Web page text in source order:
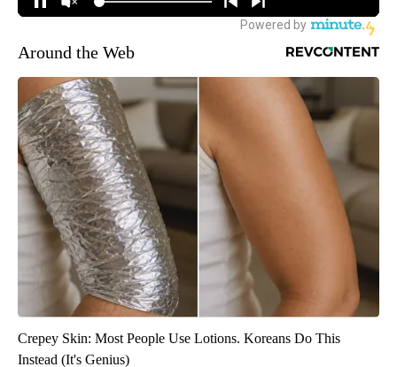
Around the Web
Crepey Skin: Most People Use Lotions. Koreans Do This
Instead (It's Genius)